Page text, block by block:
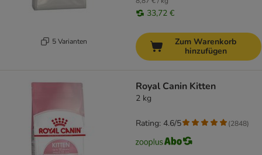
5 Varianten
33,72 €
Zum Warenkorb
hinzufügen
Royal Canin Kitten
2 kg
Rating: 4.6/5 (2848)